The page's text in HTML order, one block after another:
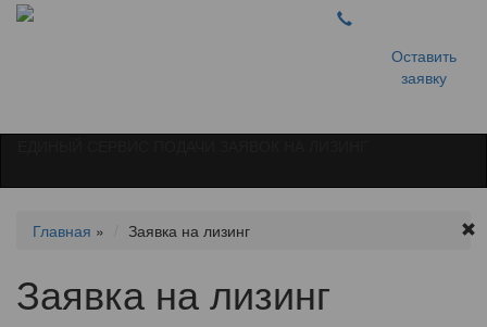
Оставить
заявку
Главная » Заявка на лизинг
Заявка на лизинг